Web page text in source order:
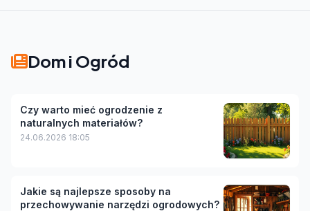
Dom i Ogród
Czy warto mieć ogrodzenie z
naturalnych materiałów?
24.06.2026 18:05
Jakie są najlepsze sposoby na
przechowywanie narzędzi ogrodowych?